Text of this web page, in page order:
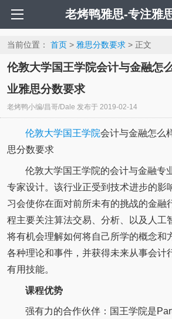
老烤鸭雅思-专注雅
当前位置： 首页> 雅思分数要求> 正文
伦敦大学国王学院会计与金融怎
业雅思分数要求
老烤鸭小编/昌哥/Dale 发布于 2019-02-14
伦敦大学国王学院会计与金融怎么
思分数要求
伦敦大学国王学院的会计与金融专
专家设计。该行业正受到技术进步的影
习会使你在面对前所未有的挑战的金融
程主要关注算法交易、分析、以及人工
将有机会理解如何将自己所学的概念和
各种理论和事件，并获得未来从事会计
有用技能。
课程优势
强有力的合作伙伴：国王学院是